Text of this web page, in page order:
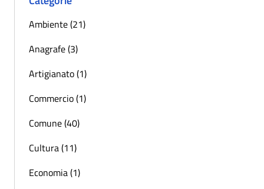
Ambiente (21)
Anagrafe (3)
Artigianato (1)
Commercio (1)
Comune (40)
Cultura (11)
Economia (1)